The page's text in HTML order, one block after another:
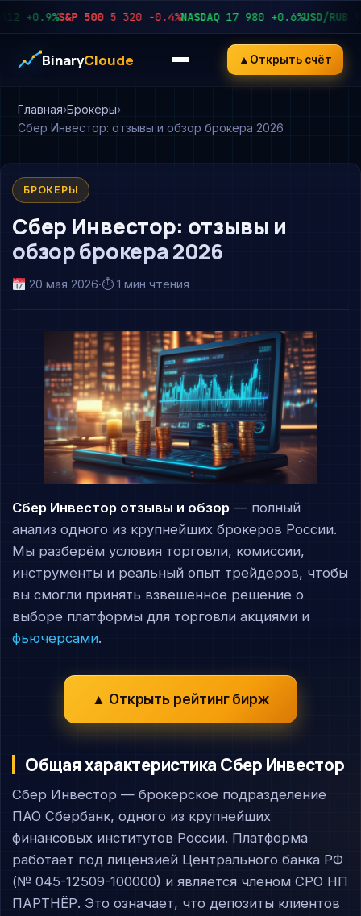
+0.9%S&P 500 5 320 −0.4%NASDAQ 17 980 +0.6%USD/RUB
BinaryCloude ▲ Открыть счёт
Главная Брокеры
Сбер Инвестор: отзывы и обзор брокера 2026
БРОКЕРЫ
Сбер Инвестор: отзывы и
обзор брокера 2026
20 мая 2026·⏱ 1 мин чтения
Сбер Инвестор отзывы и обзор — полный
анализ одного из крупнейших брокеров России.
Мы разберём условия торговли, комиссии,
инструменты и реальный опыт трейдеров, чтобы
вы смогли принять взвешенное решение о
выборе платформы для торговли акциями и
фьючерсами.
▲ Открыть рейтинг бирж
Общая характеристика Сбер Инвестор
Сбер Инвестор — брокерское подразделение
ПАО Сбербанк, одного из крупнейших
финансовых институтов России. Платформа
работает под лицензией Центрального банка РФ
(№ 045-12509-100000) и является членом СРО НП
ПАРТНЁР. Это означает, что депозиты клиентов